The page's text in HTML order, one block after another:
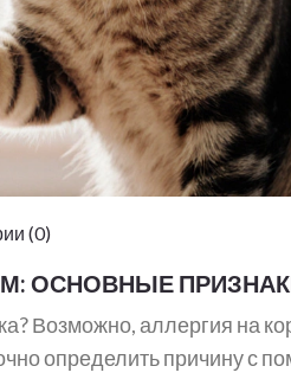
(0)
ОСНОВНЫЕ
Возможно, аллергия на
определить причину с